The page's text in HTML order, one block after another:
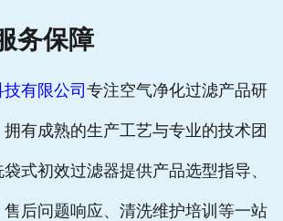
务保障
有限公司 专注空气净化过滤产品研
拥有成熟的生产工艺与专业的技术团
式初效过滤器提供产品选型指导、
后问题响应、清洗维护培训 等一站